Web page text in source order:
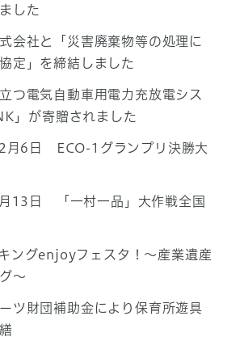
した
会社と「災害廃棄物等の処理に
定」を締結しました
つ電気自動車用電力充放電シス
」が寄贈されました
月6日 ECO-1グランプリ決勝大
13日 「一村一品」大作戦全国
ングenjoyフェスタ！～産業遺産
～
ツ財団補助金により保育所遊具